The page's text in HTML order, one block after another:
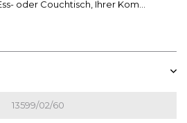
oder Couchtisch, Ihrer Kom...
13599/02/60